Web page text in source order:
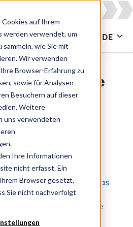
auf Ihrem
werden verwendet, um
wie Sie mit
Wir verwenden
Browser-Erfahrung zu
sowie für Analysen
Besuchern auf dieser
Weitere
uns verwendeten
Ihre Informationen
nicht erfasst. Ein
Browser gesetzt,
Sie nicht nachverfolgt
KONTAKT DE
& Dokumente
Agile Development
Apps für Jira
Asset Management
Access Atlassian Atlas
Cloud Enterprise